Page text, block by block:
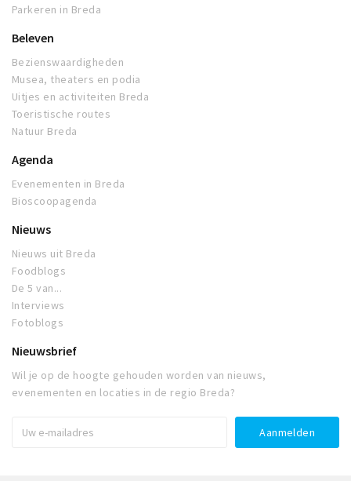
Parkeren in Breda
Beleven
Bezienswaardigheden
Musea, theaters en podia
Uitjes en activiteiten Breda
Toeristische routes
Natuur Breda
Agenda
Evenementen in Breda
Bioscoopagenda
Nieuws
Nieuws uit Breda
Foodblogs
De 5 van...
Interviews
Fotoblogs
Nieuwsbrief
Wil je op de hoogte gehouden worden van nieuws,
evenementen en locaties in de regio Breda?